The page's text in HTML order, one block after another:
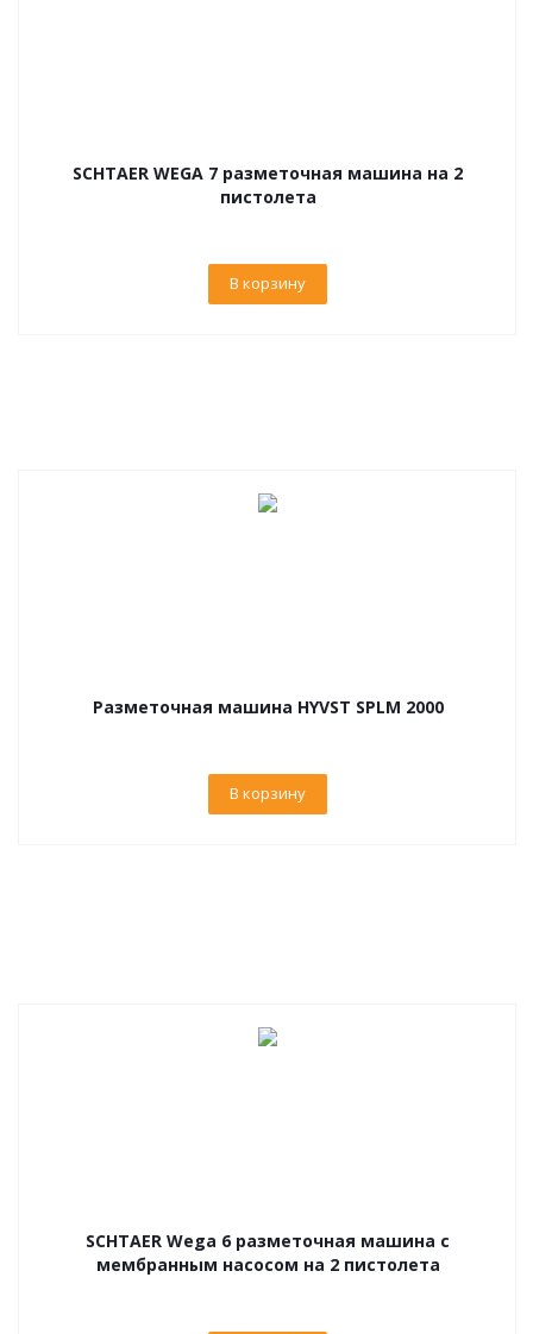
SCHTAER WEGA 7 разметочная машина на 2
пистолета
В корзину
Разметочная машина HYVST SPLM 2000
В корзину
SCHTAER Wega 6 разметочная машина с
мембранным насосом на 2 пистолета